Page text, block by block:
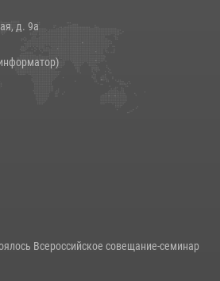
научная конференция по обобщению
д. 9а
Всероссийское совещание-семинар